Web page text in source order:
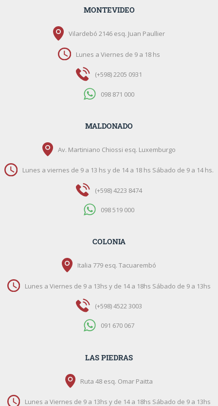
MONTEVIDEO
Vilardebó 2146 esq. Juan Paullier
Lunes a Viernes de 9 a 18 hs
(+598) 2205 0931
098 871 000
MALDONADO
Av. Martiniano Chiossi esq. Luxemburgo
Lunes a viernes de 9 a 13 hs y de 14 a 18 hs Sábado de 9 a 14 hs.
(+598) 4223 8474
098 519 000
COLONIA
Italia 779 esq. Tacuarembó
Lunes a Viernes de 9 a 13hs y de 14 a 18hs Sábado de 9 a 13hs
(+598) 4522 3003
091 670 067
LAS PIEDRAS
Ruta 48 esq. Omar Paitta
Lunes a Viernes de 9 a 13hs y de 14 a 18hs Sábado de 9 a 13hs